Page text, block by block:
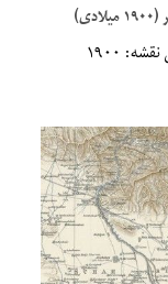
خالق نقشه: آلکساندر فردریش اشتال – تاریخ خلق نقشه: ۱۹۰۰